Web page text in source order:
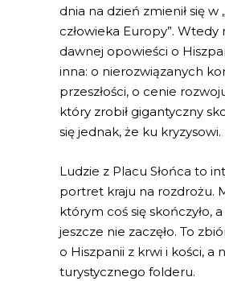
dnia na dzień zmienił się w
człowieka Europy”. Wtedy
dawnej opowieści o
inna: o nierozwiązanych
przeszłości, o cenie
który zrobił gigantyczny
się jednak, że ku kryzysowi.
Ludzie z Placu Słońca to
portret kraju na rozdrożu.
którym coś się skończyło,
jeszcze nie zaczęło. To
o Hiszpanii z krwi i kości, a
turystycznego folderu.